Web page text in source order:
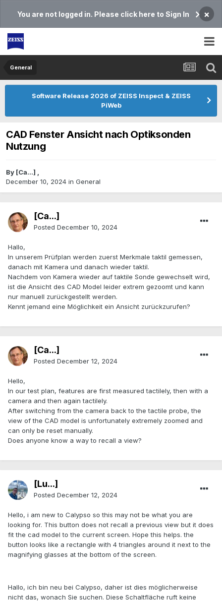
You are not logged in. Please click here to Sign In ×
General
Software Release 2026 of ZEISS Inspect & ZEISS
PiWeb
CAD Fenster Ansicht nach Optiksonden
Nutzung
By [Ca...] ,
December 10, 2024 in General
[Ca...]
Posted December 10, 2024
Hallo,
In unserem Prüfplan werden zuerst Merkmale taktil gemessen,
danach mit Kamera und danach wieder taktil.
Nachdem von Kamera wieder auf taktile Sonde gewechselt wird,
ist die Ansicht des CAD Model leider extrem gezoomt und kann
nur manuell zurückgestellt werden.
Kennt jemand eine Möglichkeit ein Ansicht zurückzurufen?
[Ca...]
Posted December 12, 2024
Hello,
In our test plan, features are first measured tactilely, then with a
camera and then again tactilely.
After switching from the camera back to the tactile probe, the
view of the CAD model is unfortunately extremely zoomed and
can only be reset manually.
Does anyone know a way to recall a view?
[Lu...]
Posted December 12, 2024
Hello, i am new to Calypso so this may not be what you are
looking for. This button does not recall a previous view but it does
fit the cad model to the current screen. Hope this helps. the
button looks like a rectangle with 4 triangles around it next to the
magnifying glasses at the bottom of the screen.
Hallo, ich bin neu bei Calypso, daher ist dies möglicherweise
nicht das, wonach Sie suchen. Diese Schaltfläche ruft keine